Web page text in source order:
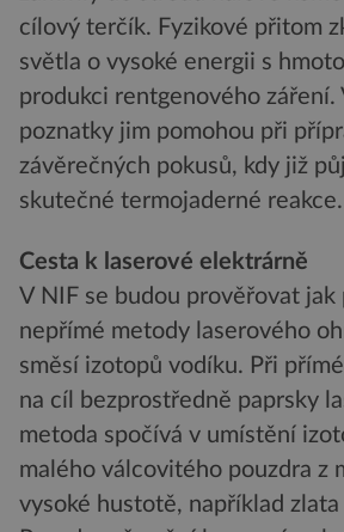
cílový terčík. Fyzikové přitom
světla o vysoké energii s
produkci rentgenového záření.
poznatky jim pomohou při
závěrečných pokusů, kdy již
skutečné termojaderné reakce.
Cesta k laserové elektrárně
V NIF se budou prověřovat jak
nepřímé metody laserového
směsí izotopů vodíku. Při
na cíl bezprostředně paprsky
metoda spočívá v umístění
malého válcovitého pouzdra z
vysoké hustotě, například